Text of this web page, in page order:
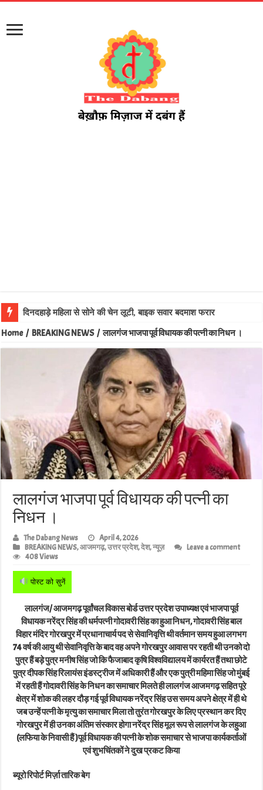
लालग
Home / BREAKING NEWS / लालगंज भाजपा पूर्व विधायक की पत्नी का निधन ।
लालगंज भाजपा पूर्व विधायक की पत्नी का
निधन ।
The Dabang News
April 4, 2026
BREAKING NEWS,आजमगढ़,उत्तर प्रदेश,देश,न्यूज़
Leave a comment
408 Views
पोस्ट को सुनें
लालगंज/ आजमगढ़ पूर्वांचल विकास बोर्ड उत्तर प्रदेश उपाध्यक्ष एवं भाजपा पूर्व
विधायक नरेंद्र सिंह की धर्मपत्नी गोदावरी सिंह का हुआ निधन, गोदावरी सिंह बाल
विहार मंदिर गोरखपुर में प्रधानाचार्य पद से सेवानिवृत्ति थी वर्तमान समय हुआ लगभग
74 वर्ष की आयु थी सेवानिवृत्ति के बाद वह अपने गोरखपुर आवास पर रहती थी उनको दो
पुत्र हैं बड़े पुत्र मनीष सिंह जो कि फैजाबाद कृषि विश्वविद्यालय में कार्यरत हैं तथा छोटे
पुत्र दीपक सिंह रिलायंस इंडस्ट्रीज में अधिकारी हैं और एक पुत्री महिमा सिंह जो मुंबई
में रहती हैं गोदावरी सिंह के निधन का समाचार मिलते ही लालगंज आजमगढ़ सहित पूरे
क्षेत्र में शोक की लहर दौड़ गई पूर्व विधायक नरेंद्र सिंह उस समय अपने क्षेत्र में ही थे
जब उन्हें पत्नी के मृत्यु का समाचार मिला तो तुरंत गोरखपुर के लिए प्रस्थान कर दिए
गोरखपुर में ही उनका अंतिम संस्कार होगा नरेंद्र सिंह मूल रूप से लालगंज के लहुआ
(लफिया के निवासी हैं )पूर्व विधायक की पत्नी के शोक समाचार से भाजपा कार्यकर्ताओं
एवं शुभचिंतकों ने दुख प्रकट किया
ब्यूरो रिपोर्ट मिर्ज़ा तारिक बेग